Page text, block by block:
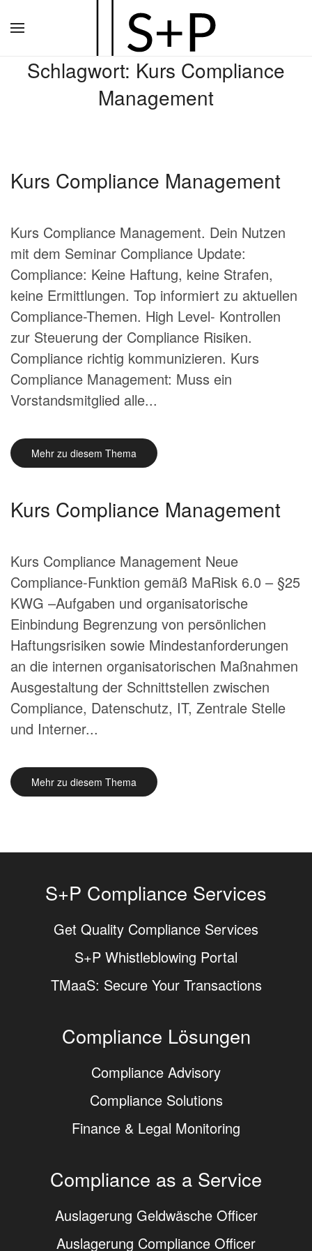
Hauptinhalt
springen
Schlagwort: Kurs Compliance
Management
Kurs Compliance Management
Kurs Compliance Management. Dein Nutzen
mit dem Seminar Compliance Update:
Compliance: Keine Haftung, keine Strafen,
keine Ermittlungen. Top informiert zu aktuellen
Compliance-Themen. High Level- Kontrollen
zur Steuerung der Compliance Risiken.
Compliance richtig kommunizieren. Kurs
Compliance Management: Muss ein
Vorstandsmitglied alle...
Mehr zu diesem Thema
Kurs Compliance Management
Kurs Compliance Management Neue
Compliance-Funktion gemäß MaRisk 6.0 – §25
KWG –Aufgaben und organisatorische
Einbindung Begrenzung von persönlichen
Haftungsrisiken sowie Mindestanforderungen
an die internen organisatorischen Maßnahmen
Ausgestaltung der Schnittstellen zwischen
Compliance, Datenschutz, IT, Zentrale Stelle
und Interner...
Mehr zu diesem Thema
S+P Compliance Services
Get Quality Compliance Services
S+P Whistleblowing Portal
TMaaS: Secure Your Transactions
Compliance Lösungen
Compliance Advisory
Compliance Solutions
Finance & Legal Monitoring
Compliance as a Service
Auslagerung Geldwäsche Officer
Auslagerung Compliance Officer